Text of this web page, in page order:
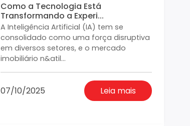
Como a Tecnologia Está
Transformando a Experi...
A Inteligência Artificial (IA) tem se
consolidado como uma força disruptiva
em diversos setores, e o mercado
imobiliário n&atil...
07/10/2025 Leia mais